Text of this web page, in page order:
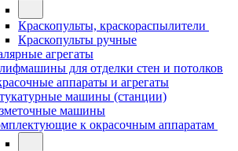
Краскопульты, краскораспылители
Краскопульты ручные
агрегаты
для отделки стен и потолков
аппараты и агрегаты
машины (станции)
машины
к окрасочным аппаратам